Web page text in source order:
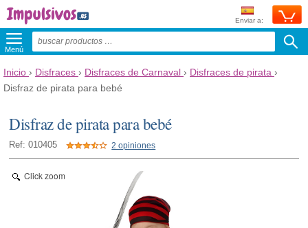
Enviar a:
Menú
Inicio › Disfraces › Disfraces de Carnaval › Disfraces de pirata ›
Disfraz de pirata para bebé
Disfraz de pirata para bebé
Ref: 010405 2 opiniones
Click zoom